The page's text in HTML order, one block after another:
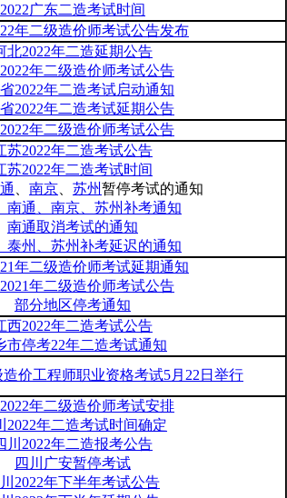
2022广东二造考试时间
年二级造价师考试公告发布
北2022年二造延期公告
年二级造价师考试公告
2022年二造考试启动通知
2022年二造考试延期公告
年二级造价师考试公告
苏2022年二造考试公告
苏2022年二造考试时间
南京 苏州暂停考试的通知
南通、南京、苏州补考通知
南通取消考试的通知
泰州、苏州补考延迟的通知
年二级造价师考试延期通知
年二级造价师考试公告
部分地区停考通知
西2022年二造考试公告
市停考22年二造考试通知
造价工程师职业资格考试5月22日举行
年二级造价师考试安排
2022年二造考试时间确定
川2022年二造报考公告
四川广安暂停考试
2022年下半年考试公告